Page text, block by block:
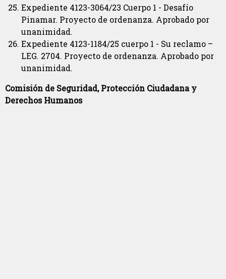
Expediente 4123-3064/23 Cuerpo 1 - Desafío
Pinamar. Proyecto de ordenanza. Aprobado por
unanimidad.
Expediente 4123-1184/25 cuerpo 1 - Su reclamo –
LEG. 2704. Proyecto de ordenanza. Aprobado por
unanimidad.
Comisión de Seguridad, Protección Ciudadana y
Derechos Humanos